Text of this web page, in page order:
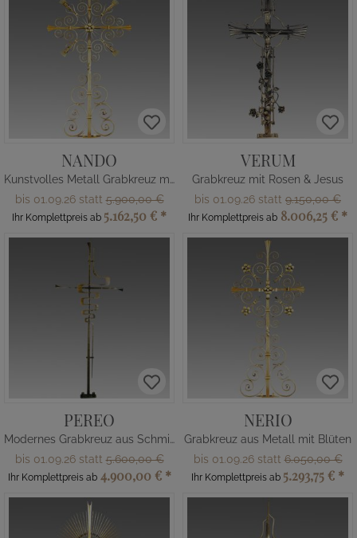
NANDO
Kunstvolles Metall Grabkreuz mit Ähren
bis 01.09.26 statt5.900,00 €
Ihr Komplettpreis ab 5.162,50 € *
VERUM
Grabkreuz mit Rosen & Jesus
bis 01.09.26 statt 9.150,00 €
Ihr Komplettpreis ab 8.006,25 € *
PEREO
Modernes Grabkreuz aus Schmiedebronze
bis 01.09.26 statt5.600,00 €
Ihr Komplettpreis ab 4.900,00 € *
NERIO
Grabkreuz aus Metall mit Blüten
bis 01.09.26 statt6.050,00 €
Ihr Komplettpreis ab 5.293,75 € *